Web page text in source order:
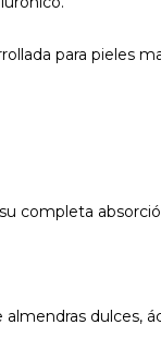
para pieles
completa
dulces,